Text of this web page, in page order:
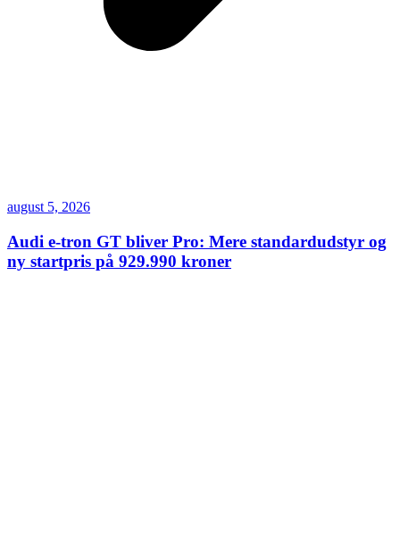
august 5, 2026
Audi e-tron GT bliver Pro: Mere standardudstyr og
ny startpris på 929.990 kroner